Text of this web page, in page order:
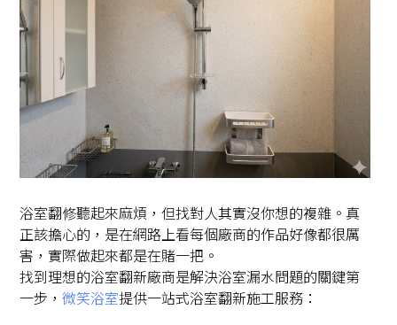
浴室翻修聽起來麻煩，但找對人其實沒你想的複雜。真
正該擔心的，是在網路上看每個廠商的作品好像都很厲
害，實際做起來都是在賭一把。
找到理想的浴室翻新廠商是解決浴室漏水問題的關鍵第
一步，微笑浴室提供一站式浴室翻新施工服務：